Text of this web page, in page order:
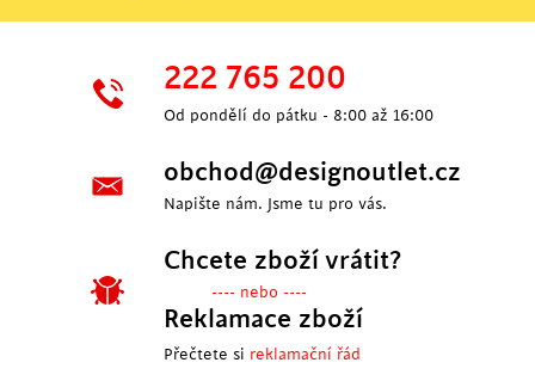
222 765 200
Od pondělí do pátku - 8:00 až 16:00
obchod@designoutlet.cz
Napište nám. Jsme tu pro vás.
Chcete zboží vrátit?
---- nebo ----
Reklamace zboží
Přečtete si reklamační řád